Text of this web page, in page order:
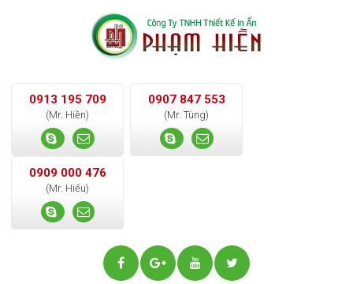
0913 195 709
(Mr. Hiền)
0907 847 553
(Mr. Tùng)
0909 000 476
(Mr. Hiếu)